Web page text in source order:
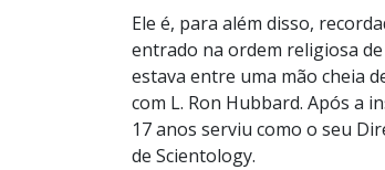
Ele é, para além disso,
entrado na ordem religiosa
estava entre uma mão cheia
com L. Ron Hubbard. Após a
17 anos serviu como o seu
de Scientology.